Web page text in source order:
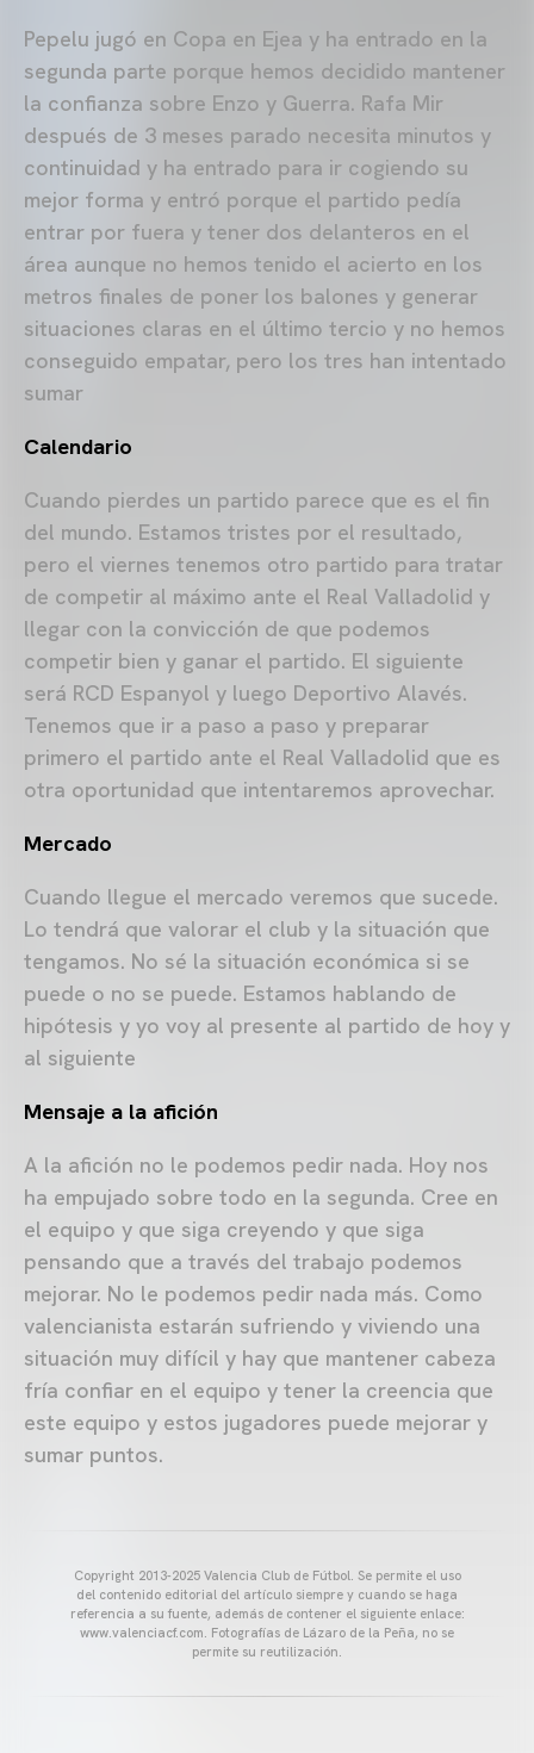
Pepelu jugó en Copa en Ejea y ha entrado en la
segunda parte porque hemos decidido mantener
la confianza sobre Enzo y Guerra. Rafa Mir
después de 3 meses parado necesita minutos y
continuidad y ha entrado para ir cogiendo su
mejor forma y entró porque el partido pedía
entrar por fuera y tener dos delanteros en el
área aunque no hemos tenido el acierto en los
metros finales de poner los balones y generar
situaciones claras en el último tercio y no hemos
conseguido empatar, pero los tres han intentado
sumar
Calendario
Cuando pierdes un partido parece que es el fin
del mundo. Estamos tristes por el resultado,
pero el viernes tenemos otro partido para tratar
de competir al máximo ante el Real Valladolid y
llegar con la convicción de que podemos
competir bien y ganar el partido. El siguiente
será RCD Espanyol y luego Deportivo Alavés.
Tenemos que ir a paso a paso y preparar
primero el partido ante el Real Valladolid que es
otra oportunidad que intentaremos aprovechar.
Mercado
Cuando llegue el mercado veremos que sucede.
Lo tendrá que valorar el club y la situación que
tengamos. No sé la situación económica si se
puede o no se puede. Estamos hablando de
hipótesis y yo voy al presente al partido de hoy y
al siguiente
Mensaje a la afición
A la afición no le podemos pedir nada. Hoy nos
ha empujado sobre todo en la segunda. Cree en
el equipo y que siga creyendo y que siga
pensando que a través del trabajo podemos
mejorar. No le podemos pedir nada más. Como
valencianista estarán sufriendo y viviendo una
situación muy difícil y hay que mantener cabeza
fría confiar en el equipo y tener la creencia que
este equipo y estos jugadores puede mejorar y
sumar puntos.
Copyright 2013-2025 Valencia Club de Fútbol. Se permite el uso
del contenido editorial del artículo siempre y cuando se haga
referencia a su fuente, además de contener el siguiente enlace:
www.valenciacf.com. Fotografías de Lázaro de la Peña, no se
permite su reutilización.